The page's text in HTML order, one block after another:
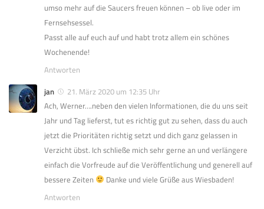
umso mehr auf die Saucers freuen können – ob live oder im
Fernsehsessel.
Passt alle auf euch auf und habt trotz allem ein schönes
Wochenende!
Antworten
jan
21. März 2020 um 12:35 Uhr
Ach, Werner….neben den vielen Informationen, die du uns seit
Jahr und Tag lieferst, tut es richtig gut zu sehen, dass du auch
jetzt die Prioritäten richtig setzt und dich ganz gelassen in
Verzicht übst. Ich schließe mich sehr gerne an und verlängere
einfach die Vorfreude auf die Veröffentlichung und generell auf
bessere Zeiten
Danke und viele Grüße aus Wiesbaden!
Antworten